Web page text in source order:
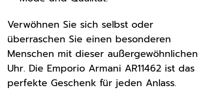
Verwöhnen Sie sich selbst oder
überraschen Sie einen besonderen
Menschen mit dieser außergewöhnlichen
Uhr. Die Emporio Armani AR11462 ist das
perfekte Geschenk für jeden Anlass.